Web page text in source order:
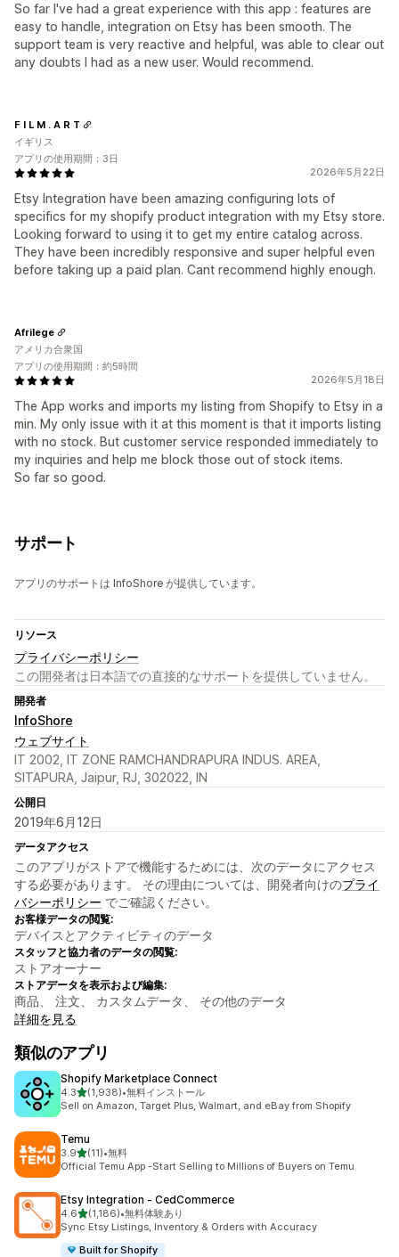
So far I've had a great experience with this app : features are
easy to handle, integration on Etsy has been smooth. The
support team is very reactive and helpful, was able to clear out
any doubts I had as a new user. Would recommend.
2026年5月22日
Etsy Integration have been amazing configuring lots of
specifics for my shopify product integration with my Etsy store.
Looking forward to using it to get my entire catalog across.
They have been incredibly responsive and super helpful even
before taking up a paid plan. Cant recommend highly enough.
F I L M . A R T
イギリス
アプリの使用期間：3日
2026年5月18日
The App works and imports my listing from Shopify to Etsy in a
min. My only issue with it at this moment is that it imports listing
with no stock. But customer service responded immediately to
my inquiries and help me block those out of stock items.
So far so good.
Afrilege
アメリカ合衆国
アプリの使用期間：約5時間
サポート
アプリのサポートは InfoShore が提供しています。
リソース
プライバシーポリシー
この開発者は日本語での直接的なサポートを提供していません。
開発者
InfoShore
ウェブサイト
IT 2002, IT ZONE RAMCHANDRAPURA INDUS. AREA,
SITAPURA, Jaipur, RJ, 302022, IN
公開日
2019年6月12日
データアクセス
このアプリがストアで機能するためには、次のデータにアクセス
する必要があります。 その理由については、開発者向けのプライ
バシーポリシー でご確認ください。
お客様データの閲覧:
デバイスとアクティビティのデータ
スタッフと協力者のデータの閲覧:
ストアオーナー
ストアデータを表示および編集:
商品、 注文、 カスタムデータ、 その他のデータ
詳細を見る
類似のアプリ
Shopify Marketplace Connect
4.35つ星中
(1,938)
合計レビュー数：1938件
•無料インストール
Sell on Amazon, Target Plus, Walmart, and eBay from Shopify
Temu
3.95つ星中
(11)
合計レビュー数：11件
•無料
Official Temu App -Start Selling to Millions of Buyers on Temu
Etsy Integration ‑ CedCommerce
4.65つ星中
(1,186)
合計レビュー数：1186件
•無料体験あり
Sync Etsy Listings, Inventory & Orders with Accuracy
Built for Shopify